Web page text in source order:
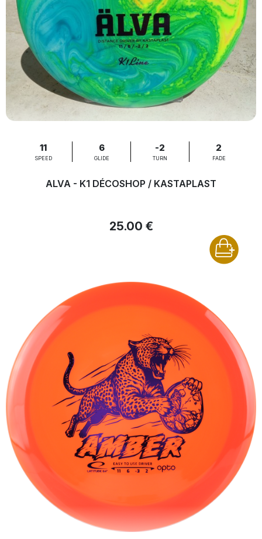
11
SPEED
6
GLIDE
-2
TURN
2
FADE
ALVA - K1 DÉCOSHOP / KASTAPLAST
25.00 €